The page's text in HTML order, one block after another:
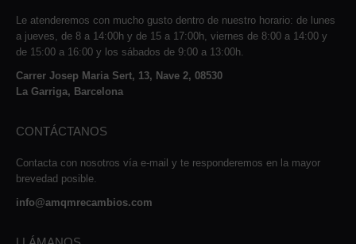
Le atenderemos con mucho gusto dentro de nuestro horario: de lunes
a jueves, de 8 a 14:00h y de 15 a 17:00h, viernes de 8:00 a 14:00 y
de 15:00 a 16:00 y los sábados de 9:00 a 13:00h.
Carrer Josep Maria Sert, 13, Nave 2, 08530
La Garriga, Barcelona
CONTÁCTANOS
Contacta con nosotros vía e-mail y te responderemos en la mayor
brevedad posible.
info@amqmrecambios.com